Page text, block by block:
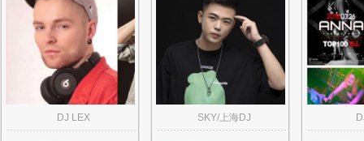
DJ LEX SKY/上海DJ